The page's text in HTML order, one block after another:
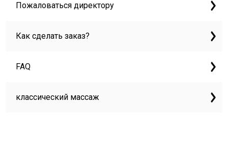
Пожаловаться директору
Как сделать заказ?
FAQ
классический массаж